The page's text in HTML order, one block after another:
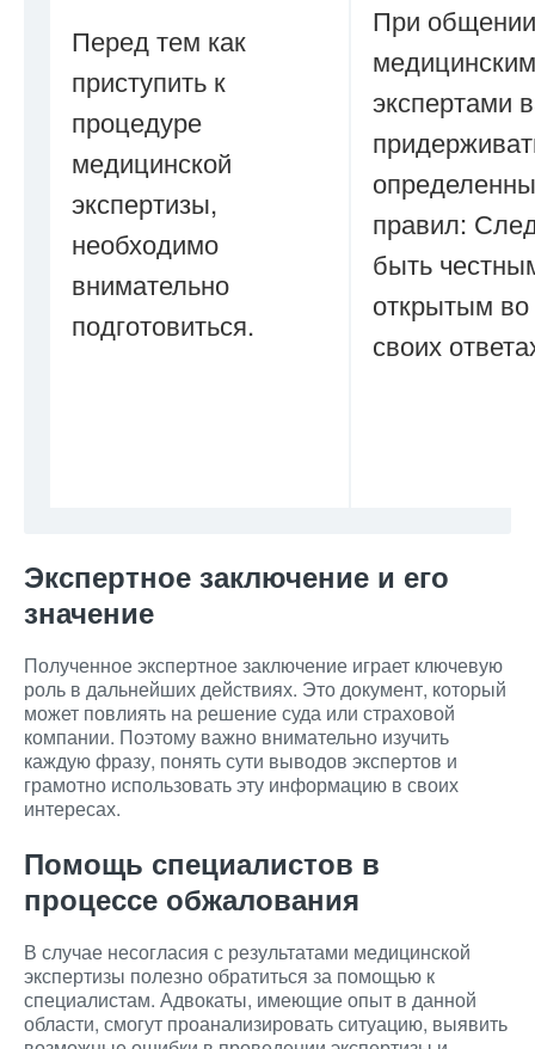
Перед тем как
приступить к
процедуре
медицинской
экспертизы,
необходимо
внимательно
подготовиться.
При
экспертами
правил:
быть
открытым во
своих
Экспертное заключение и его
значение
Полученное экспертное заключение играет ключевую
роль в дальнейших действиях. Это документ, который
может повлиять на решение суда или страховой
компании. Поэтому важно внимательно изучить
каждую фразу, понять сути выводов экспертов и
грамотно использовать эту информацию в своих
интересах.
Помощь специалистов в
процессе обжалования
В случае несогласия с результатами медицинской
экспертизы полезно обратиться за помощью к
специалистам. Адвокаты, имеющие опыт в данной
области, смогут проанализировать ситуацию, выявить